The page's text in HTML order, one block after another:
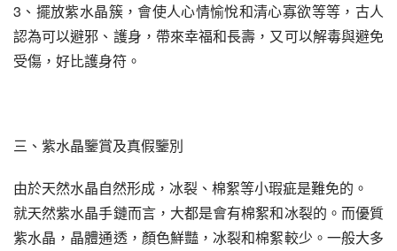
3、擺放紫水晶簇，會使人心情愉悅和清心寡欲等等，古人
認為可以避邪、護身，帶來幸福和長壽，又可以解毒與避免
受傷，好比護身符。
三、紫水晶鑒賞及真假鑒別
由於天然水晶自然形成，冰裂、棉絮等小瑕疵是難免的。
就天然紫水晶手鏈而言，大都是會有棉絮和冰裂的。而優質
紫水晶，晶體通透，顏色鮮豔，冰裂和棉絮較少。一般大多